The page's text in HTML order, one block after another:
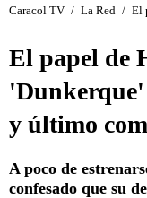
Caracol TV / La Red / El
El papel de
y último
A poco de
confesado que su